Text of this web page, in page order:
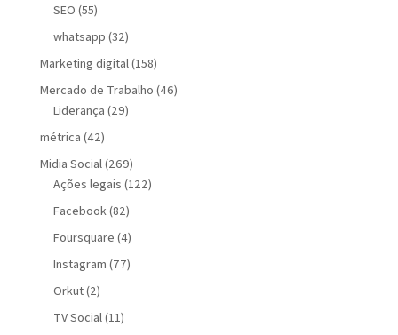
SEO (55)
whatsapp (32)
Marketing digital(158)
Mercado de Trabalho (46)
Liderança (29)
métrica (42)
Midia Social(269)
Ações legais (122)
Facebook(82)
Foursquare (4)
Instagram (77)
Orkut(2)
TV Social(11)